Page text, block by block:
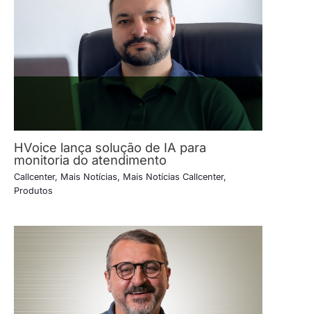
HVoice lança solução de IA para
monitoria do atendimento
Callcenter, Mais Notícias, Mais Notícias Callcenter,
Produtos